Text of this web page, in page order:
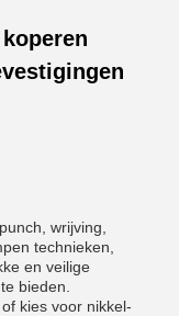
wrijving,
technieken,
en veilige
bieden.
kies voor nikkel-